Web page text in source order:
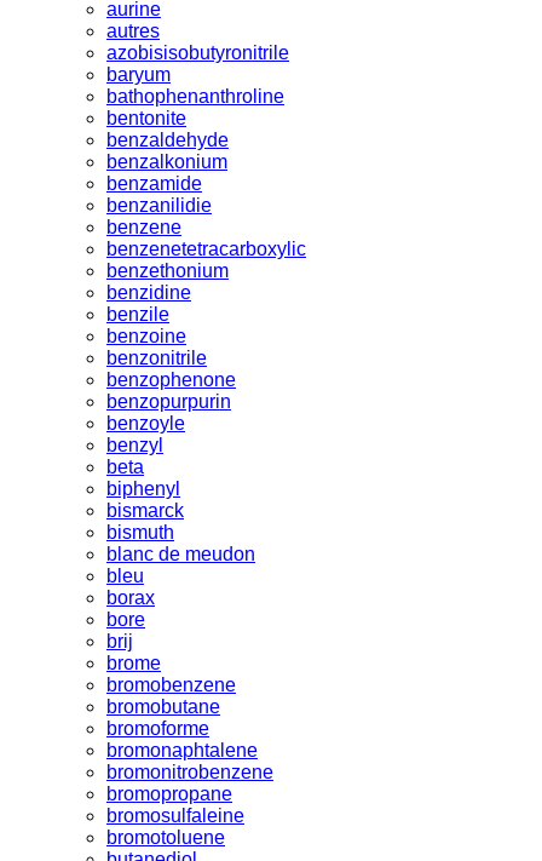
aurine
autres
azobisisobutyronitrile
baryum
bathophenanthroline
bentonite
benzaldehyde
benzalkonium
benzamide
benzanilidie
benzene
benzenetetracarboxylic
benzethonium
benzidine
benzile
benzoine
benzonitrile
benzophenone
benzopurpurin
benzoyle
benzyl
beta
biphenyl
bismarck
bismuth
blanc de meudon
bleu
borax
bore
brij
brome
bromobenzene
bromobutane
bromoforme
bromonaphtalene
bromonitrobenzene
bromopropane
bromosulfaleine
bromotoluene